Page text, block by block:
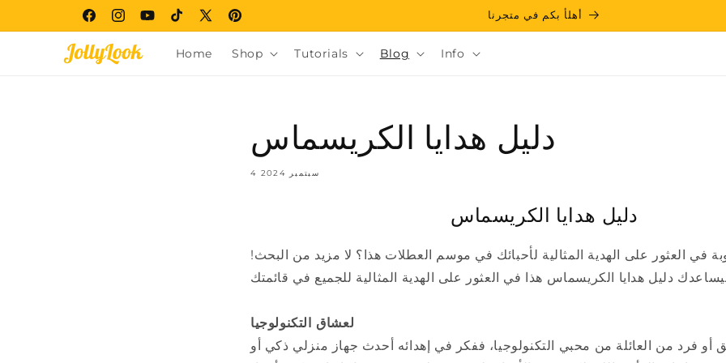
FacebookInstagram
YouTubeTikTok
X
Pinterest
أهلأ بكم في متجرنا
Home Shop Tutorials Blog Info
دليل هدايا الكريسماس
4 سبتمبر 2024
دليل هدايا الكريسماس
في العثور على الهدية المثالية لأحبائك في موسم العطلات هذا؟ لا مزيد من البحث!
لعشاق التكنولوجيا
أو فرد من العائلة من محبي التكنولوجيا، ففكر في إهدائه أحدث جهاز منزلي ذكي أو